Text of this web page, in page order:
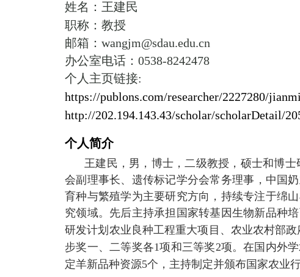
姓名：王建民
职称：教授
邮箱：wangjm@sdau.edu.cn
办公室电话：0538-8242478
个人主页链接:
https://publons.com/researcher/2227280/
http://202.194.143.43/scholar/scholarDetail/
个人简介
王建民，男，博士， 二级教授， 硕士和博士
会副理事长、 遗传标记学分会常务理事，中国
育种与繁殖学为主要研究方向，持续专注于绵
究领域。先后主持承担国家转基因生物新品种
研发计划农业良种工程重大项目、农业农村部政
步奖一、二等奖各1项和三等奖2项。在国内外
定羊新品种资源5个，主持制定并颁布国家农业